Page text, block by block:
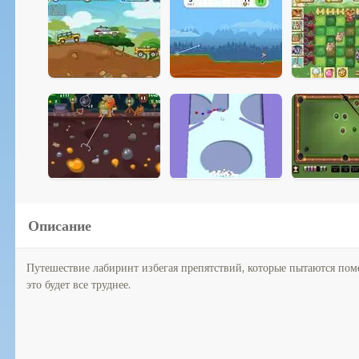
Описание
Путешествие лабиринт избегая препятствий, которые пытаются
это будет все труднее.